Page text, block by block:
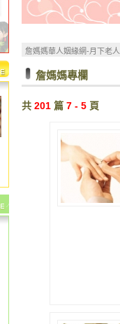
詹媽媽華人姻緣網-月下老
詹媽媽專欄
共 201 篇 7 - 5 頁